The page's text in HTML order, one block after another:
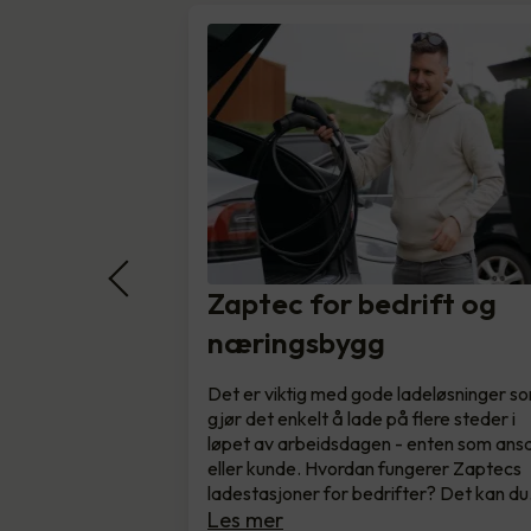
Zaptec for bedrift og
næringsbygg
Det er viktig med gode ladeløsninger
gjør det enkelt å lade på flere steder i
løpet av arbeidsdagen - enten som
eller kunde. Hvordan fungerer Zaptecs
ladestasjoner for bedrifter? Det kan
Les mer